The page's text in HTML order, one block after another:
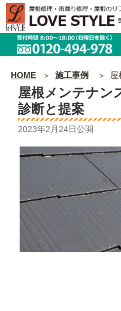
HOME 施工事例 屋
屋根メンテナン
診断と提案
2023年2月24日公開